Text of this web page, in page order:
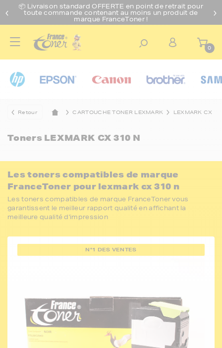
📦 Livraison standard OFFERTE en point de retrait pour
toute commande contenant au moins un produit de
marque FranceToner !
0
Retour CARTOUCHE TONER LEXMARK LEXMARK CX
Toners LEXMARK CX 310 N
Les toners compatibles de marque
FranceToner pour lexmark cx 310 n
Les toners compatibles de marque FranceToner vous
garantissent le meilleur rapport qualité en affichant la
meilleure qualité d'impression
N°1 DES VENTES